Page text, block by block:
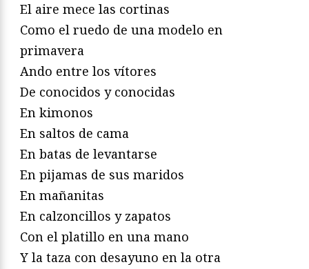
El aire mece las cortinas
Como el ruedo de una modelo en
primavera
Ando entre los vítores
De conocidos y conocidas
En kimonos
En saltos de cama
En batas de levantarse
En pijamas de sus maridos
En mañanitas
En calzoncillos y zapatos
Con el platillo en una mano
Y la taza con desayuno en la otra